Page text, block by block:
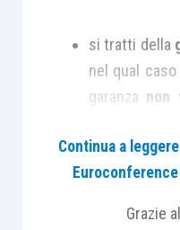
si tratti della
nel qual caso
garanza non
obbligazione
stregua di
Continua a
Grazie